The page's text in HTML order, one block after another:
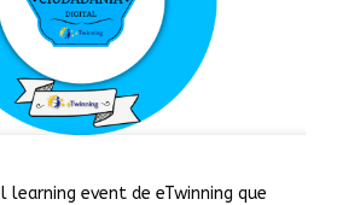
learning event de eTwinning que